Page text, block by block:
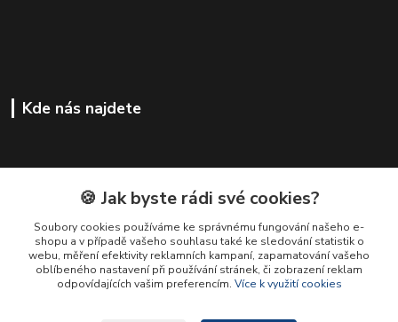
Kde nás najdete
🍪 Jak byste rádi své cookies?
Soubory cookies používáme ke správnému fungování našeho e-
shopu a v případě vašeho souhlasu také ke sledování statistik o
webu, měření efektivity reklamních kampaní, zapamatování vašeho
oblíbeného nastavení při používání stránek, či zobrazení reklam
odpovídajících vašim preferencím. Více k využití cookies